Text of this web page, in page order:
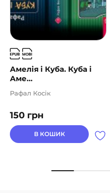
Амелія і Куба. Куба і
Аме...
150 грн
Рафал Косік
В КОШИК